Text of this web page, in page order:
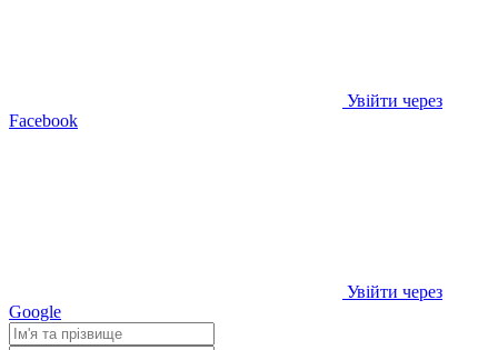
Увійти через
Facebook
Увійти через
Google